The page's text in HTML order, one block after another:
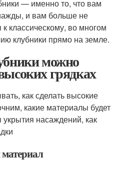
— именно то, что вам
и вам больше не
классическому, во многом
клубники прямо на земле.
можно
грядках
как сделать высокие
какие материалы будет
насаждений, как